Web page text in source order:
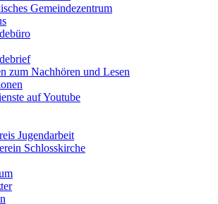
Gemeindezentrum
zum Nachhören und Lesen
auf Youtube
Jugendarbeit
Schlosskirche